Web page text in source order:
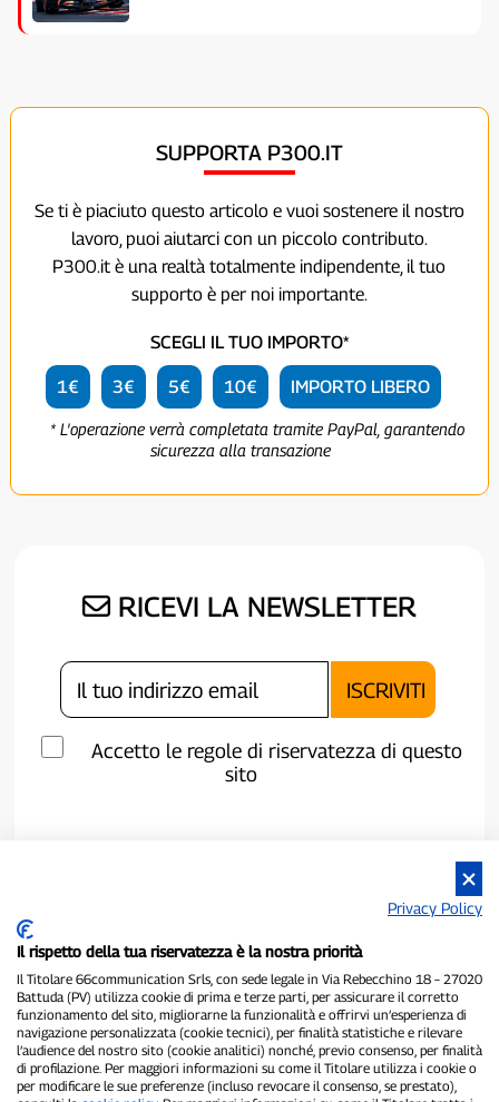
SUPPORTA P300.IT
Se ti è piaciuto questo articolo e vuoi sostenere il nostro
lavoro, puoi aiutarci con un piccolo contributo.
P300.it è una realtà totalmente indipendente, il tuo
supporto è per noi importante.
SCEGLI IL TUO IMPORTO*
1€ 3€ 5€ 10€ IMPORTO LIBERO
* L'operazione verrà completata tramite PayPal, garantendo
sicurezza alla transazione
RICEVI LA NEWSLETTER
Accetto le regole di riservatezza di questo
sito
P300.it è una Testata Giornalistica indipendente
Registrazione numero 1/2021 del 1/2/2021 - Tribunale di Pavia
Proprietario ed editore:66communication Srls- P.IVA
Privacy Policy
Il rispetto della tua riservatezza è la nostra priorità
Il Titolare 66communication Srls, con sede legale in Via Rebecchino 18 – 27020
Battuda (PV) utilizza cookie di prima e terze parti, per assicurare il corretto
funzionamento del sito, migliorarne la funzionalità e offrirvi un’esperienza di
navigazione personalizzata (cookie tecnici), per finalità statistiche e rilevare
l’audience del nostro sito (cookie analitici) nonché, previo consenso, per finalità
di profilazione. Per maggiori informazioni su come il Titolare utilizza i cookie o
per modificare le sue preferenze (incluso revocare il consenso, se prestato),